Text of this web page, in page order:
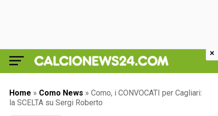
Home » Como News » Como, i CONVOCATI per Cagliari:
la SCELTA su Sergi Roberto
×